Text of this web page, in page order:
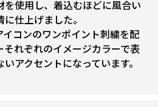
使用し、着込むほどに風合い
仕上げました。
コンのワンポイント刺繍を配
れぞれのイメージカラーで表
アクセントになっています。